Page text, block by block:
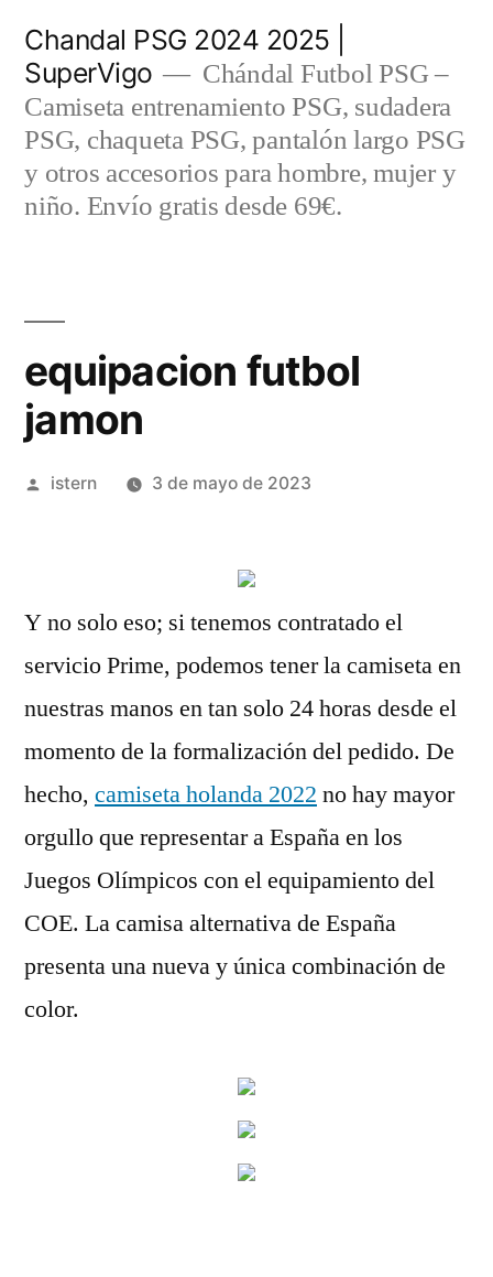
contenido
Chandal PSG 2024 2025 |
SuperVigo
Chándal Futbol PSG –
Camiseta entrenamiento PSG, sudadera
PSG, chaqueta PSG, pantalón largo PSG
y otros accesorios para hombre, mujer y
niño. Envío gratis desde 69€.
equipacion futbol
jamon
Publicado
istern 3 de mayo de 2023
Y no solo eso; si tenemos contratado el
servicio Prime, podemos tener la camiseta en
nuestras manos en tan solo 24 horas desde el
momento de la formalización del pedido. De
hecho, camiseta holanda 2022 no hay mayor
orgullo que representar a España en los
Juegos Olímpicos con el equipamiento del
COE. La camisa alternativa de España
presenta una nueva y única combinación de
color.